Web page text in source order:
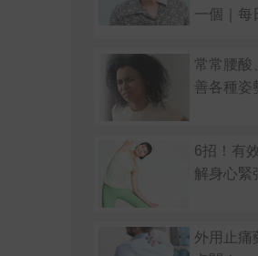
一個｜每
常常腰酸
善各種姿
6招！有
解身心緊
外用止痛